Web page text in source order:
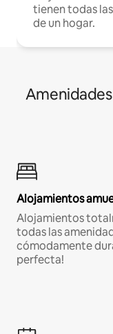
tienen todas
de un hogar.
Alojamientos
Alojamientos
todas las
cómodamente
perfecta!